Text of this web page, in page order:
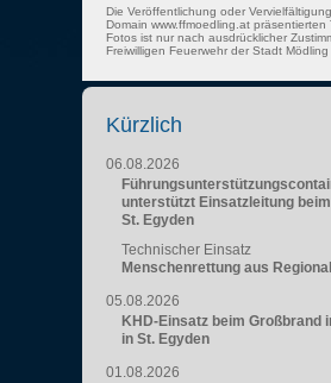
Die Veröffentlichung oder
Domain www.ffmoedling.at präsentierten
Fotos ist nur nach ausdrücklicher
Freiwilligen Feuerwehr der Stadt Mödling
Kürzlich
06.08.2026
unterstützt Einsatzleitung
St. Egyden
Technischer Einsatz
Menschenrettung aus
05.08.2026
KHD-Einsatz beim Großbrand
in St. Egyden
01.08.2026